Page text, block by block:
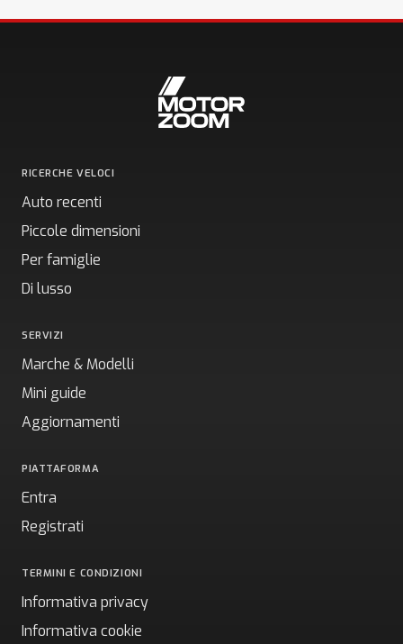
RICERCHE VELOCI
Auto recenti
Piccole dimensioni
Per famiglie
Di lusso
SERVIZI
Marche & Modelli
Mini guide
Aggiornamenti
PIATTAFORMA
Entra
Registrati
TERMINI E CONDIZIONI
Informativa privacy
Informativa cookie